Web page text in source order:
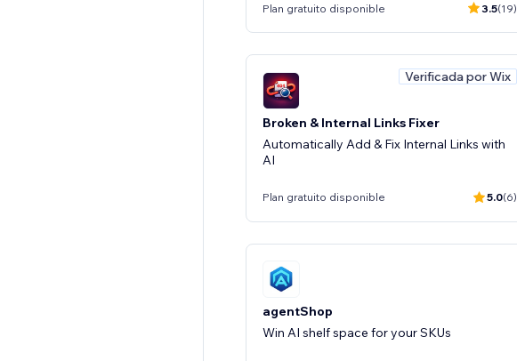
Plan gratuito disponible 3.5(19)
Verificada por Wix
Broken & Internal Links Fixer
Automatically Add & Fix Internal Links with
AI
Plan gratuito disponible 5.0(6)
agentShop
Win AI shelf space for your SKUs